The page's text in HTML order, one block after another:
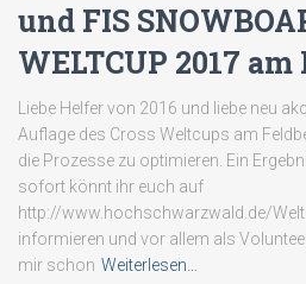
und FIS
WELTCUP 2017 am
Liebe Helfer von 2016 und liebe neu
Auflage des Cross Weltcups am
die Prozesse zu optimieren. Ein
sofort könnt ihr euch auf
http://www.hochschwarzwald.de/
informieren und vor allem als
mir schon Weiterlesen…